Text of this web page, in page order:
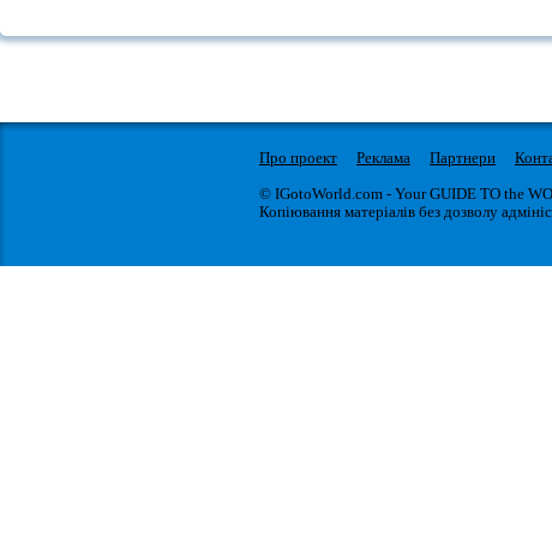
Про проект Реклама Партнери
© IGotoWorld.com - Your GUIDE TO the
Копіювання матеріалів без дозволу